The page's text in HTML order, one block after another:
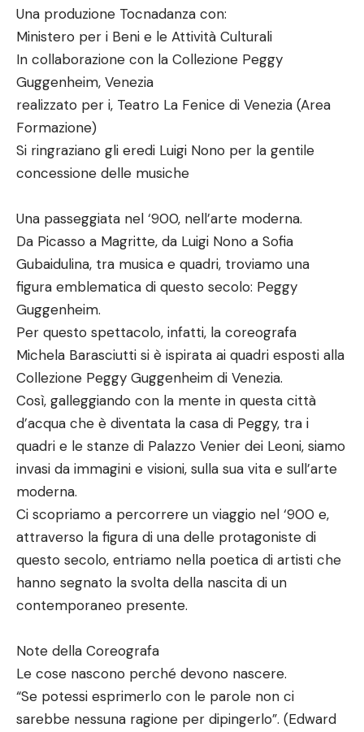
Una produzione Tocnadanza con:
Ministero per i Beni e le Attività Culturali
In collaborazione con la Collezione Peggy
Guggenheim, Venezia
realizzato per i, Teatro La Fenice di Venezia (Area
Formazione)
Si ringraziano gli eredi Luigi Nono per la gentile
concessione delle musiche
Una passeggiata nel ‘900, nell’arte moderna.
Da Picasso a Magritte, da Luigi Nono a Sofia
Gubaidulina, tra musica e quadri, troviamo una
figura emblematica di questo secolo: Peggy
Guggenheim.
Per questo spettacolo, infatti, la coreografa
Michela Barasciutti si è ispirata ai quadri esposti alla
Collezione Peggy Guggenheim di Venezia.
Così, galleggiando con la mente in questa città
d’acqua che è diventata la casa di Peggy, tra i
quadri e le stanze di Palazzo Venier dei Leoni, siamo
invasi da immagini e visioni, sulla sua vita e sull’arte
moderna.
Ci scopriamo a percorrere un viaggio nel ‘900 e,
attraverso la figura di una delle protagoniste di
questo secolo, entriamo nella poetica di artisti che
hanno segnato la svolta della nascita di un
contemporaneo presente.
Note della Coreografa
Le cose nascono perché devono nascere.
“Se potessi esprimerlo con le parole non ci
sarebbe nessuna ragione per dipingerlo”. (Edward